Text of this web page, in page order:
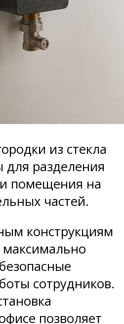
из стекла
для разделения
помещения на
частей.
конструкциям
сотрудников.
позволяет